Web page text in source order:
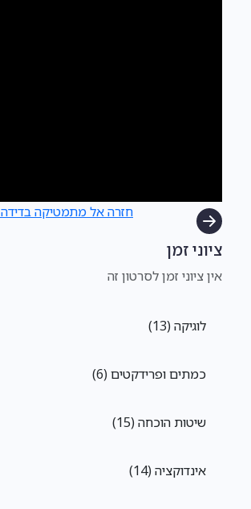
חזרה אל מתמטיקה בדידה 1
ציוני זמן
אין ציוני זמן לסרטון זה
לוגיקה (13)
כמתים ופרידקטים (6)
שיטות הוכחה (15)
אינדוקציה (14)